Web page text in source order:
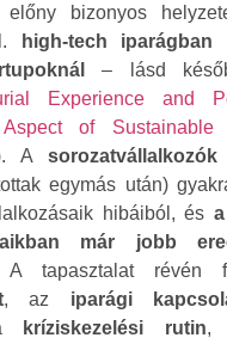
előny bizonyos
high-tech iparágban
– lásd
Experience and
of Sustainable
A sorozatvállalkozók
egymás után)
hibáiból, és
már jobb
tapasztalat révén
, az iparági
kríziskezelési rutin,